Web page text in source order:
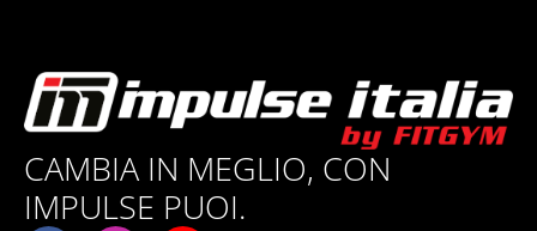
CAMBIA IN MEGLIO, CON
IMPULSE PUOI.